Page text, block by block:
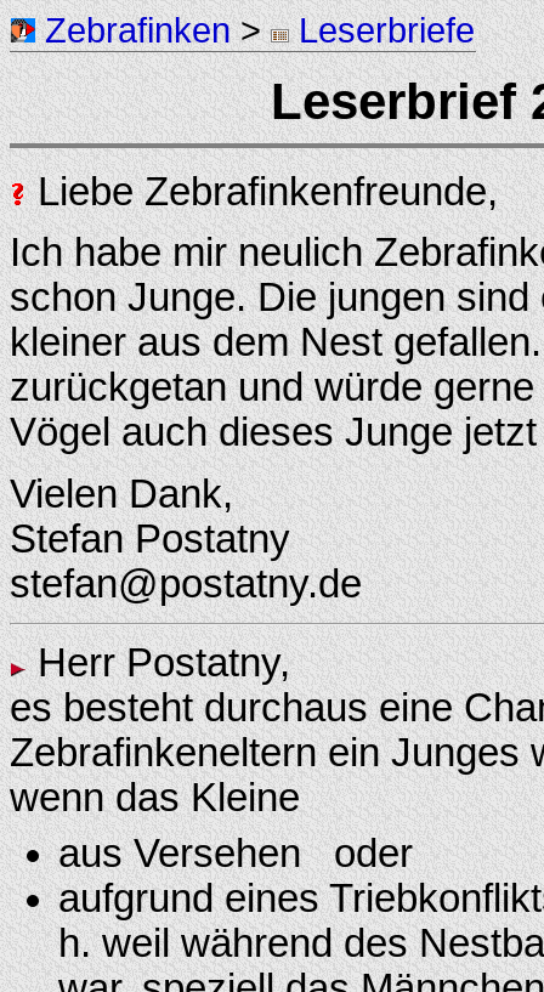
Zebrafinken > Leserbriefe
Leserbrief
Liebe Zebrafinkenfreunde,
Ich habe mir neulich
schon Junge. Die jungen
kleiner aus dem Nest
zurückgetan und würde
Vögel auch dieses Junge
Vielen Dank,
Stefan Postatny
stefan@postatny.de
Herr Postatny,
es besteht durchaus eine
Zebrafinkeneltern ein Junges
wenn das Kleine
aus Versehen oder
aufgrund eines
h. weil während des